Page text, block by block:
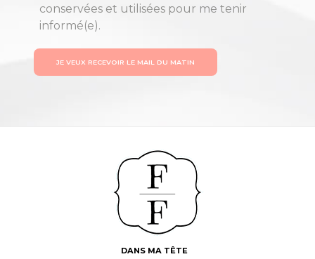
conservées et utilisées pour me tenir
informé(e).
JE VEUX RECEVOIR LE MAIL DU MATIN
DANS MA TÊTE